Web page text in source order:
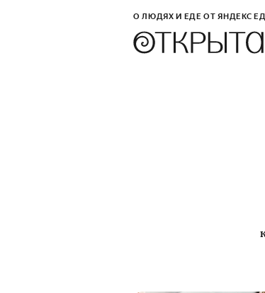
О ЛЮДЯХ И ЕДЕ ОТ ЯНДЕКС